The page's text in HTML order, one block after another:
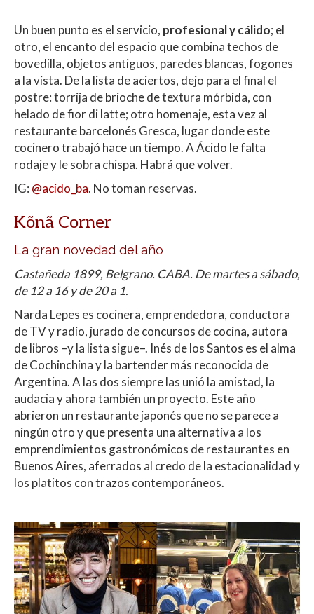
Un buen punto es el servicio, profesional y cálido; el
otro, el encanto del espacio que combina techos de
bovedilla, objetos antiguos, paredes blancas, fogones
a la vista. De la lista de aciertos, dejo para el final el
postre: torrija de brioche de textura mórbida, con
helado de fior di latte; otro homenaje, esta vez al
restaurante barcelonés Gresca, lugar donde este
cocinero trabajó hace un tiempo. A Ácido le falta
rodaje y le sobra chispa. Habrá que volver.
IG: @acido_ba. No toman reservas.
Kõnã Corner
La gran novedad del año
Castañeda 1899, Belgrano. CABA. De martes a sábado,
de 12 a 16 y de 20 a 1.
Narda Lepes es cocinera, emprendedora, conductora
de TV y radio, jurado de concursos de cocina, autora
de libros –y la lista sigue–. Inés de los Santos es el alma
de Cochinchina y la bartender más reconocida de
Argentina. A las dos siempre las unió la amistad, la
audacia y ahora también un proyecto. Este año
abrieron un restaurante japonés que no se parece a
ningún otro y que presenta una alternativa a los
emprendimientos gastronómicos de restaurantes en
Buenos Aires, aferrados al credo de la estacionalidad y
los platitos con trazos contemporáneos.